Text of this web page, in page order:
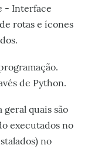
- Interface
rotas e ícones
de Python.
geral quais são
executados no
no